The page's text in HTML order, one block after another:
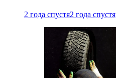
2 года спустя2 года спустя